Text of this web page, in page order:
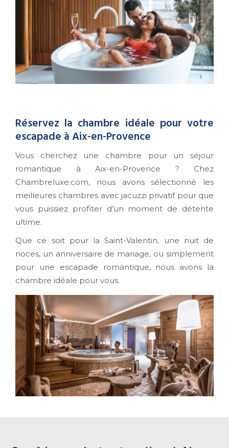
Réservez la chambre idéale pour votre
escapade à Aix-en-Provence
Vous cherchez une chambre pour un séjour
romantique à Aix-en-Provence ? Chez
Chambreluxe.com, nous avons sélectionné les
meilleures chambres avec jacuzzi privatif pour que
vous puissiez profiter d’un moment de détente
ultime.
Que ce soit pour la Saint-Valentin, une nuit de
noces, un anniversaire de mariage, ou simplement
pour une escapade romantique, nous avons la
chambre idéale pour vous.